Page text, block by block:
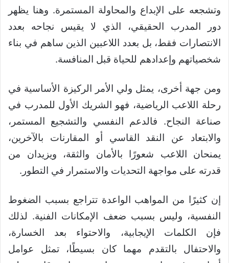
وتشجعه على الإبداع والمحاولة المستمرة. وهنا يظهر
دور المدرب الحقيقي، الذي لا يقيس نجاحه بعدد
الانتصارات فقط، بل بعدد اللاعبين الذين ساهم في بناء
شخصياتهم وإعدادهم للحياة قبل المنافسة.
ومن جهة أخرى، يمثل ولي الأمر الركيزة الأساسية في
رحلة اللاعب الرياضية، فهو الشريك الأول للمدرب في
صناعة النجاح. فالدعم النفسي والتشجيع المستمر،
والابتعاد عن النقد القاسي أو المقارنات بالآخرين،
يمنحان اللاعب شعورًا بالأمان والثقة، ويزيدان من
قدرته على مواجهة التحديات والاستمرار في التطور.
إن كثيرًا من المواهب الواعدة تتراجع بسبب الضغوط
النفسية، وليس بسبب ضعف الإمكانات الفنية. لذلك
فإن الكلمات الإيجابية، والاحتواء بعد الخسارة،
والاحتفال بالتقدم مهما كان بسيطًا، تمثل عوامل